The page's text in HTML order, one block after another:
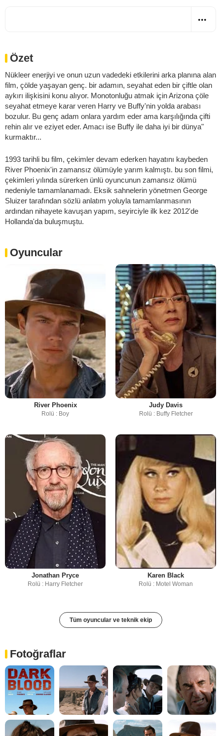
Özet
Nükleer enerjiyi ve onun uzun vadedeki etkilerini arka planına alan
film, çölde yaşayan genç. bir adamın, seyahat eden bir çiftle olan
aykırı ilişkisini konu alıyor. Monotonluğu atmak için Arizona çöle
seyahat etmeye karar veren Harry ve Buffy'nin yolda arabası
bozulur. Bu genç adam onlara yardım eder ama karşılığında çifti
rehin alır ve eziyet eder. Amacı ise Buffy ile daha iyi bir dünya"
kurmaktır...
1993 tarihli bu film, çekimler devam ederken hayatını kaybeden
River Phoenix'in zamansız ölümüyle yarım kalmıştı. bu son filmi,
çekimleri yılında sürerken ünlü oyuncunun zamansız ölümü
nedeniyle tamamlanamadı. Eksik sahnelerin yönetmen George
Sluizer tarafından sözlü anlatım yoluyla tamamlanmasının
ardından nihayete kavuşan yapım, seyirciyle ilk kez 2012'de
Hollanda'da buluşmuştu.
Oyuncular
River Phoenix
Rolü : Boy
Judy Davis
Rolü : Buffy Fletcher
Jonathan Pryce
Rolü : Harry Fletcher
Karen Black
Rolü : Motel Woman
Tüm oyuncular ve teknik ekip
Fotoğraflar